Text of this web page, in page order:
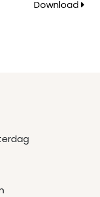
Download